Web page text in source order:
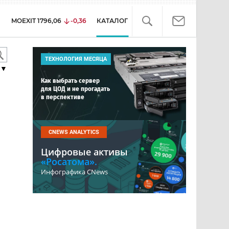
MOEXIT 1796,06 -0,36 КАТАЛОГ
▼
ТЕХНОЛОГИЯ МЕСЯЦА
Как выбрать сервер
для ЦОД и не прогадать
в перспективе
CNEWS ANALYTICS
Цифровые активы
«Росатома».
Инфографика CNews